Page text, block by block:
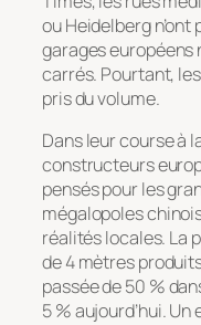
ou Heidelberg n’ont
garages européens
carrés. Pourtant,
pris du volume.
Dans leur course à
constructeurs
pensés pour les
mégalopoles
réalités locales. La
de 4 mètres
passée de 50 %
5 % aujourd’hui.